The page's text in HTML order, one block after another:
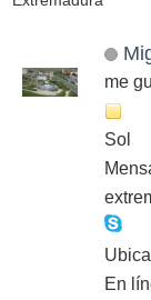
me
Sol
En